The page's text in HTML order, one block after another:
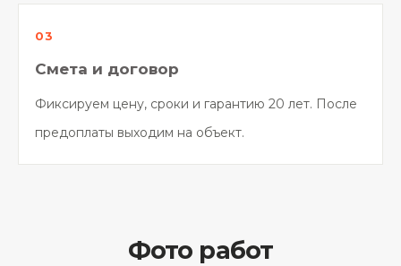
Смета и договор
Фиксируем цену, сроки и гарантию 20 лет. После
предоплаты выходим на объект.
Фото работ